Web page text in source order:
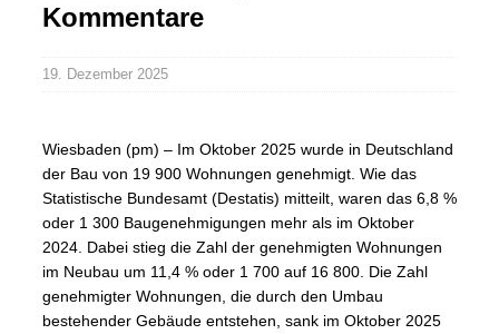
Kommentare
19. Dezember 2025
Wiesbaden (pm) – Im Oktober 2025 wurde in Deutschland
der Bau von 19 900 Wohnungen genehmigt. Wie das
Statistische Bundesamt (Destatis) mitteilt, waren das 6,8 %
oder 1 300 Baugenehmigungen mehr als im Oktober
2024. Dabei stieg die Zahl der genehmigten Wohnungen
im Neubau um 11,4 % oder 1 700 auf 16 800. Die Zahl
genehmigter Wohnungen, die durch den Umbau
bestehender Gebäude entstehen, sank im Oktober 2025